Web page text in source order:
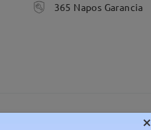
365 Napos Garancia
19g×